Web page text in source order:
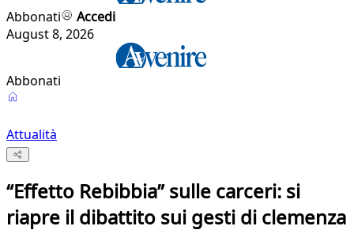
Abbonati
Accedi
August 8, 2026
Abbonati
Attualità
“Effetto Rebibbia” sulle carceri: si
riapre il dibattito sui gesti di clemenza